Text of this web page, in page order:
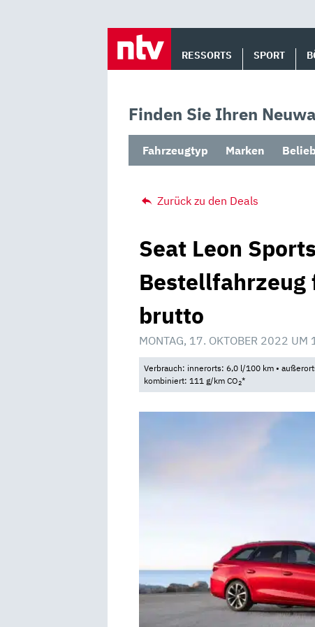
RESSORTS SPORT
Finden Sie Ihren
Fahrzeugtyp Marken
Zurück zu den Deals
Seat Leon
Bestellfahrzeug
brutto
MONTAG, 17. OKTOBER 2022 UM
Verbrauch: innerorts: 6,0 l/100 km •
kombiniert: 111 g/km CO2*